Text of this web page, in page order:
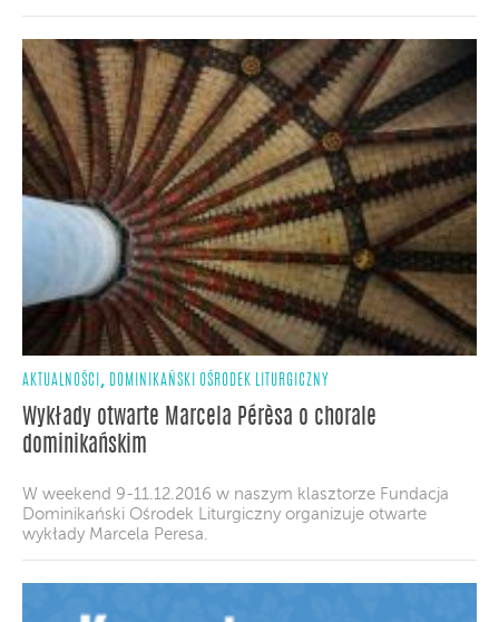
AKTUALNOŚCI , DOMINIKAŃSKI OŚRODEK LITURGICZNY
Wykłady otwarte Marcela Pérèsa o chorale
dominikańskim
W weekend 9-11.12.2016 w naszym klasztorze Fundacja
Dominikański Ośrodek Liturgiczny organizuje otwarte
wykłady Marcela Peresa.